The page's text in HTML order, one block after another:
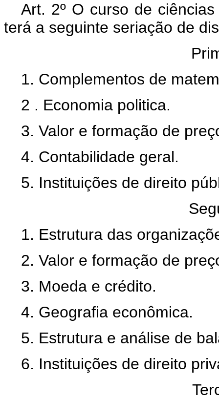
Art. 2º O curso de
terá a seguinte seriação de
1. Complementos de
2 . Economia politica.
3. Valor e formação de
4. Contabilidade geral.
5. Instituições de direito
1. Estrutura das
2. Valor e formação de
3. Moeda e crédito.
4. Geografia econômica.
5. Estrutura e análise de
6. Instituições de direito